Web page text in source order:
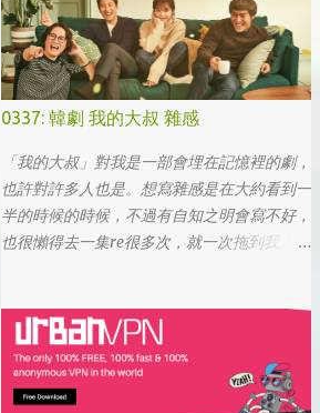
塊吧... 可惜大一畫了一個學期的蛋之後，我就
知道我在這一塊應該是沒啥天份的XD
0337: 韓劇 我的大叔 雜感
「我的大叔」對我是一部會埋在記憶裡的劇，
也許對許多人也是。想寫雜感是在大約看到一
半的時候的時候，不過有自知之明會寫不好，
也很懶得去一集re很多次，就一次拖到我人生
的，想說該不會為了要創造話題，所以硬拍一
部老少配的題材吧。加上男女主角都不認識，
所以一直到播出了三、四集開始好評不斷，加
上面臨了美、日、韓劇的劇荒，個人又特愛喪